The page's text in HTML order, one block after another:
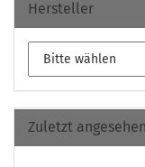
Hersteller
Zuletzt angesehen